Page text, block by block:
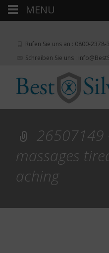
Rufen Sie uns an : 0800-2378-
Schreiben Sie uns :
26507149
massages
aching
MENU